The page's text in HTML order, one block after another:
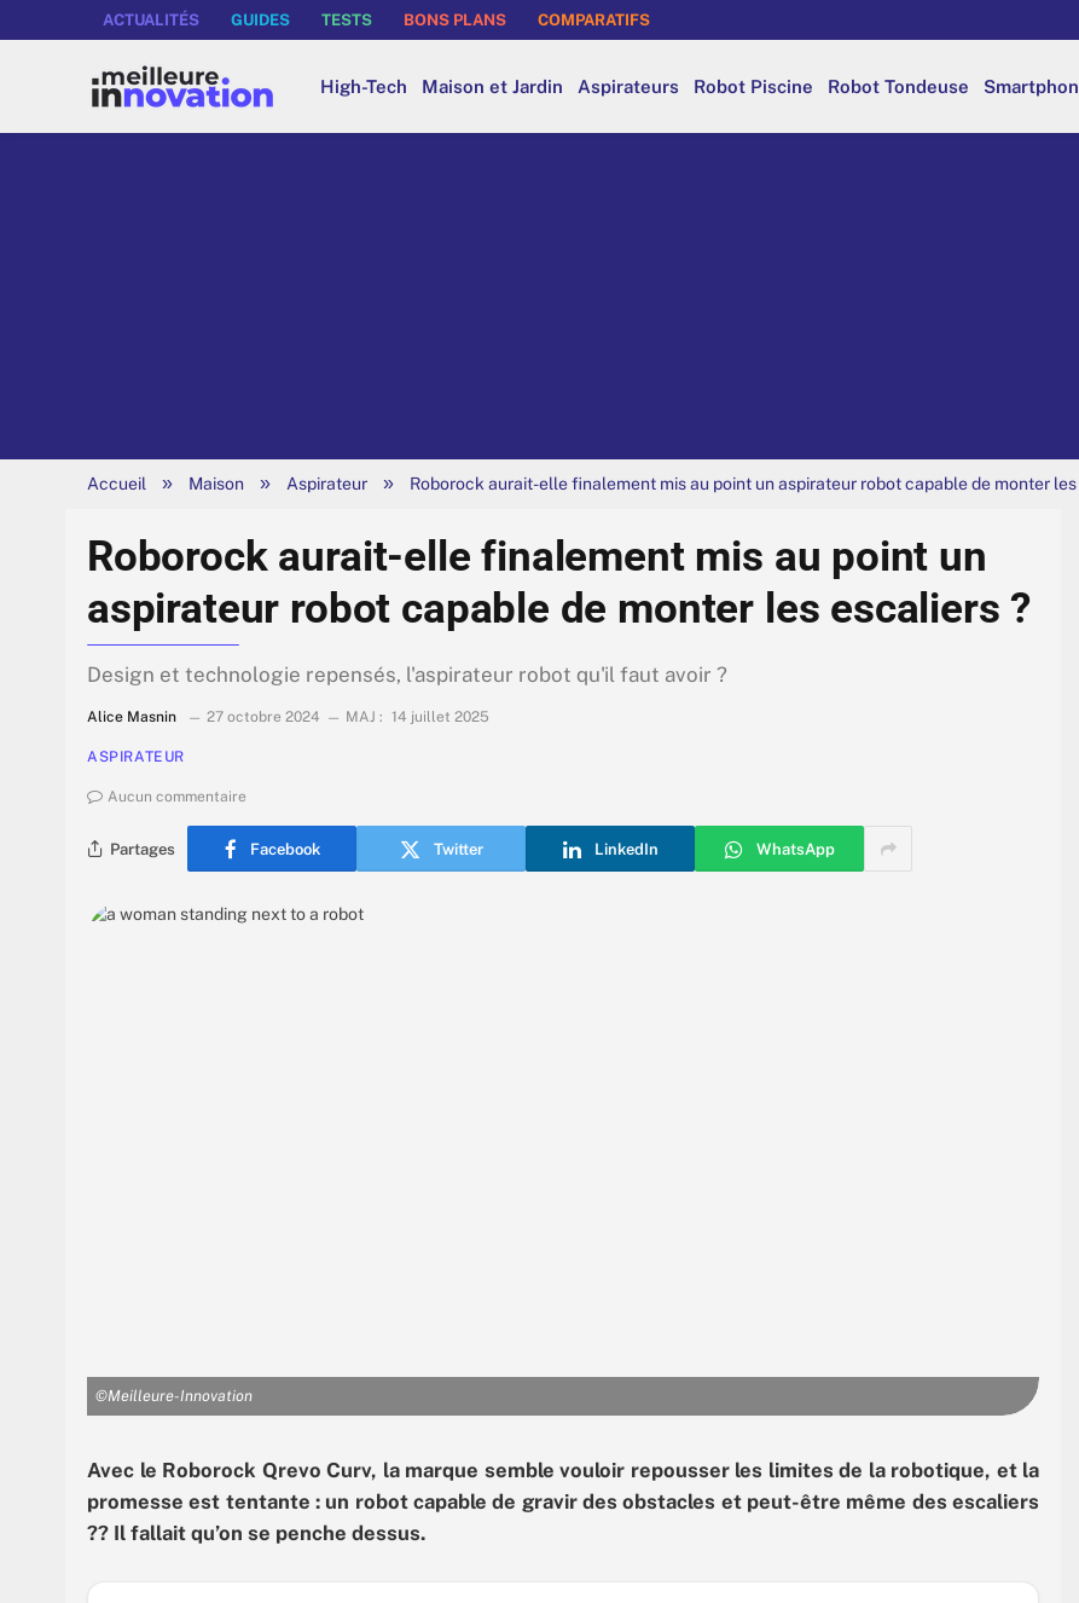
ACTUALITÉS GUIDES TESTS BONS PLANS COMPARATIFS
High-Tech Maison et Jardin Aspirateurs Robot Piscine Robot Tondeuse
Accueil » Maison » Aspirateur » Roborock aurait-elle finalement mis au point un aspirateur robot capable de monter
Roborock aurait-elle finalement mis au point un
aspirateur robot capable de monter les escaliers ?
Design et technologie repensés, l'aspirateur robot qu'il faut avoir ?
Alice Masnin 27 octobre 2024 MAJ : 14 juillet 2025
ASPIRATEUR
Aucun commentaire
Partages Facebook Twitter LinkedIn WhatsApp
©Meilleure-Innovation
Avec le Roborock Qrevo Curv, la marque semble vouloir repousser les limites de la robotique, et la
promesse est tentante : un robot capable de gravir des obstacles et peut-être même des escaliers
?? Il fallait qu’on se penche dessus.